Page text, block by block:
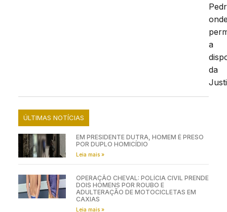
a
da
ÚLTIMAS NOTÍCIAS
EM PRESIDENTE DUTRA, HOMEM É PRESO
POR DUPLO HOMICÍDIO
Leia mais »
OPERAÇÃO CHEVAL: POLÍCIA CIVIL PRENDE
DOIS HOMENS POR ROUBO E
ADULTERAÇÃO DE MOTOCICLETAS EM
CAXIAS
Leia mais »